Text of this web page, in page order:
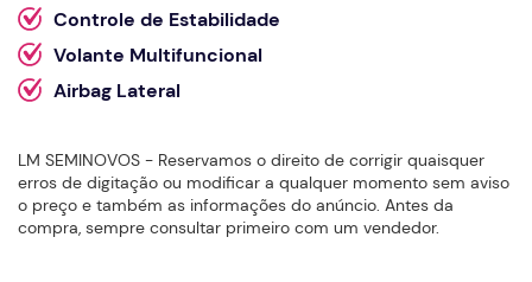
Controle de Estabilidade
Volante Multifuncional
Airbag Lateral
LM SEMINOVOS - Reservamos o direito de corrigir quaisquer
erros de digitação ou modificar a qualquer momento sem aviso
o preço e também as informações do anúncio. Antes da
compra, sempre consultar primeiro com um vendedor.